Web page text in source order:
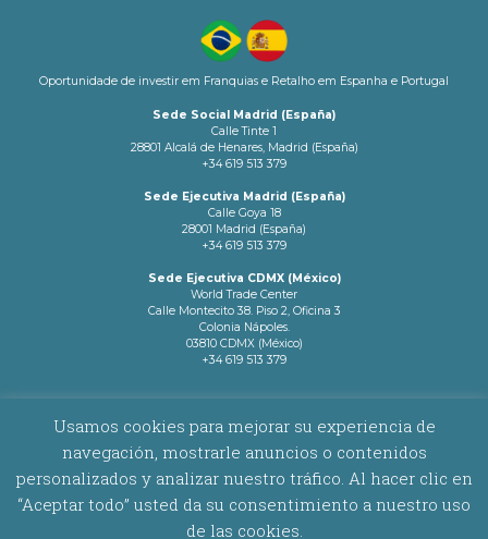
Oportunidade de investir em Franquias e Retalho em Espanha e Portugal
Sede Social Madrid (España)
Calle Tinte 1
28801 Alcalá de Henares, Madrid (España)
+34 619 513 379
Sede Ejecutiva Madrid (España)
Calle Goya 18
28001 Madrid (España)
+34 619 513 379
Sede Ejecutiva CDMX (México)
World Trade Center
Calle Montecito 38. Piso 2, Oficina 3
Colonia Nápoles.
03810 CDMX (México)
+34 619 513 379
AVISO LEGAL
Copyright © 2026 Latam Networks. Todos los derechos reservados.
Usamos cookies para mejorar su experiencia de
navegación, mostrarle anuncios o contenidos
personalizados y analizar nuestro tráfico. Al hacer clic en
“Aceptar todo” usted da su consentimiento a nuestro uso
de las cookies.